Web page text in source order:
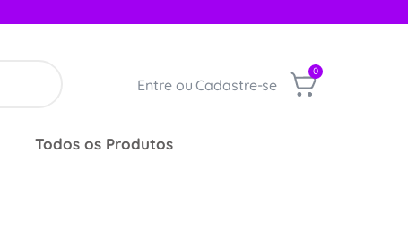
Entre ou Cadastre-se
0
Todos os Produtos